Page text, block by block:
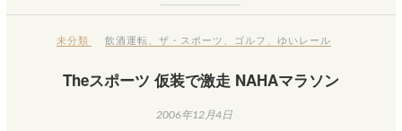
未分類 飲酒運転 、ザ・スポーツ ゴルフ 、ゆいレール
Theスポーツ 仮装で激走 NAHAマラソン
2006年12月4日